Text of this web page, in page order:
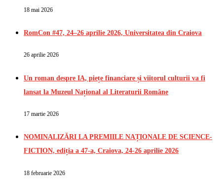
18 mai 2026
RomCon #47, 24–26 aprilie 2026, Universitatea din Craiova
26 aprilie 2026
Un roman despre IA, piețe financiare și viitorul culturii va fi
lansat la Muzeul Național al Literaturii Române
17 martie 2026
NOMINALIZĂRI LA PREMIILE NAȚIONALE DE SCIENCE-
FICTION, ediția a 47-a, Craiova, 24-26 aprilie 2026
18 februarie 2026